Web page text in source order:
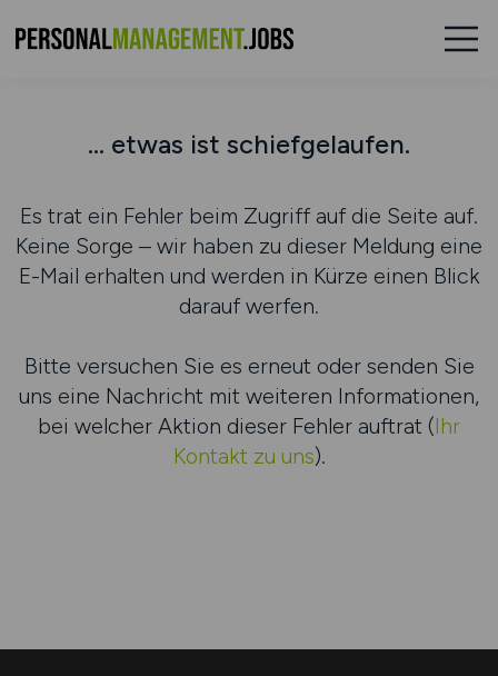
... etwas ist schiefgelaufen.
Es trat ein Fehler beim Zugriff auf die Seite auf.
Keine Sorge – wir haben zu dieser Meldung eine
E-Mail erhalten und werden in Kürze einen Blick
darauf werfen.
Bitte versuchen Sie es erneut oder senden Sie
uns eine Nachricht mit weiteren Informationen,
bei welcher Aktion dieser Fehler auftrat (Ihr
Kontakt zu uns).